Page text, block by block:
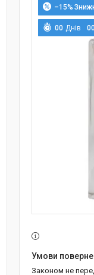
–15%
00 Днів 0
Законом не